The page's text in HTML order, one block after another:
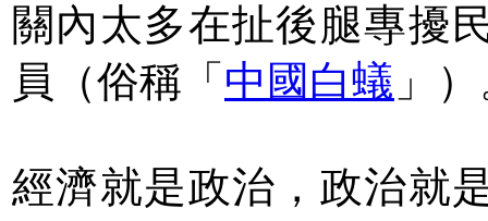
關內太多在扯後腿專擾
員（俗稱「 中國白蟻 」
經濟就是政治，政治就